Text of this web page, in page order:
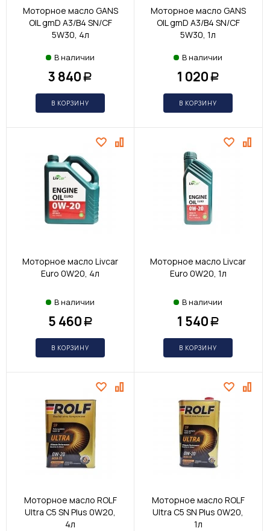
Моторное масло GANS
OIL gmD A3/B4 SN/CF
5W30, 4л
В наличии
3 840 Р
В КОРЗИНУ
Моторное масло GANS
OIL gmD A3/B4 SN/CF
5W30, 1л
В наличии
1 020 Р
В КОРЗИНУ
Моторное масло Livcar
Euro 0W20, 4л
В наличии
5 460 Р
В КОРЗИНУ
Моторное масло Livcar
Euro 0W20, 1л
В наличии
1 540 Р
В КОРЗИНУ
Моторное масло ROLF
Ultra С5 SN Plus 0W20,
4л
Моторное масло ROLF
Ultra С5 SN Plus 0W20,
1л